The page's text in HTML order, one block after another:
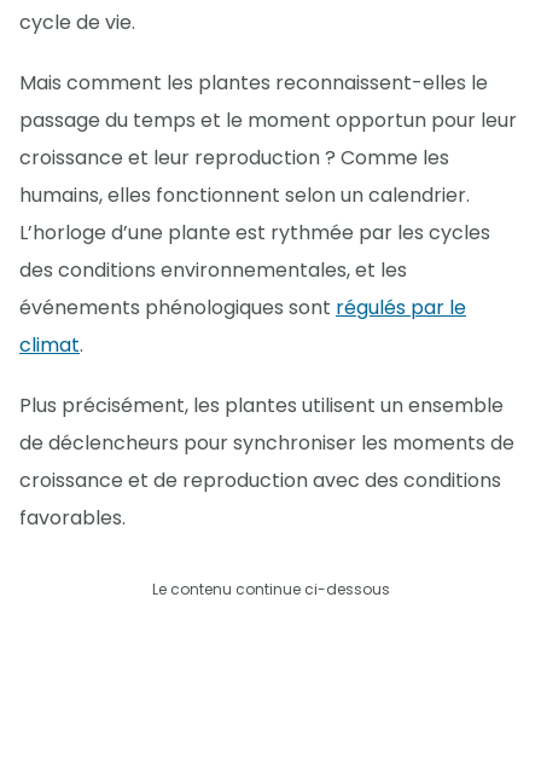
cycle de vie.
Mais comment les plantes reconnaissent-elles le
passage du temps et le moment opportun pour leur
croissance et leur reproduction ? Comme les
humains, elles fonctionnent selon un calendrier.
L’horloge d’une plante est rythmée par les cycles
des conditions environnementales, et les
événements phénologiques sont régulés par le
climat.
Plus précisément, les plantes utilisent un ensemble
de déclencheurs pour synchroniser les moments de
croissance et de reproduction avec des conditions
favorables.
Le contenu continue ci-dessous